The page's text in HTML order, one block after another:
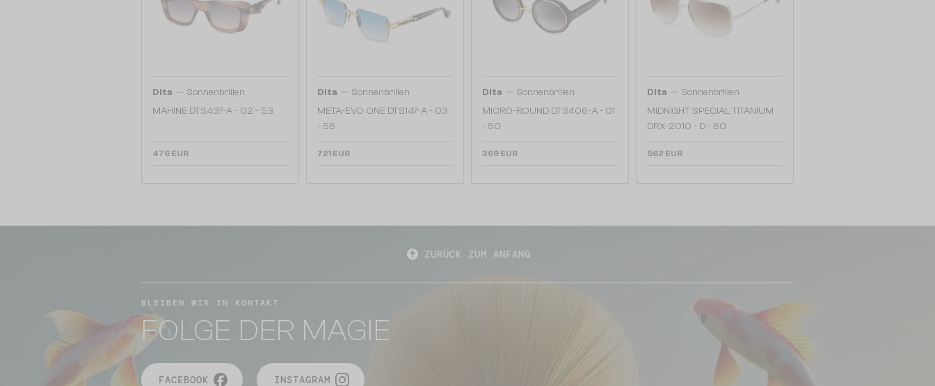
Dita — Sonnenbrillen
MAHINE DTS437-A - 02 - 53
476 EUR
Dita — Sonnenbrillen
META-EVO ONE DTS147-A - 03
- 56
721 EUR
Dita — Sonnenbrillen
MICRO-ROUND DTS406-A - 01
- 50
369 EUR
Dita — Sonnenbrillen
MIDNIGHT SPECIAL TITANIUM
DRX-2010 - D - 60
562 EUR
ZURÜCK ZUM ANFANG
BLEIBEN WIR IN KONTAKT
FOLGE DER MAGIE
FACEBOOK INSTAGRAM